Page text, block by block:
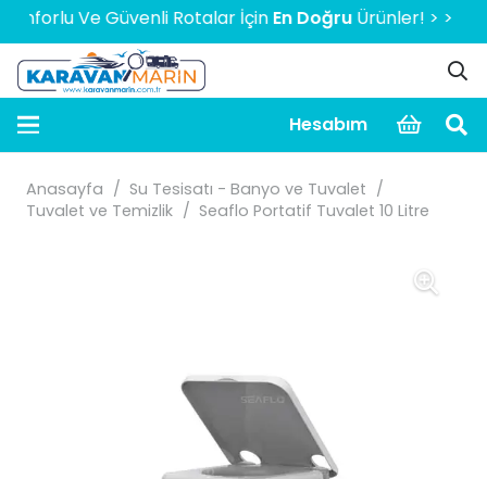
Ve Güvenli Rotalar İçinEn DoğruÜrünler! > > > > >
Hesabım
Anasayfa / Su Tesisatı - Banyo ve Tuvalet /
Tuvalet ve Temizlik / Seaflo Portatif Tuvalet 10 Litre